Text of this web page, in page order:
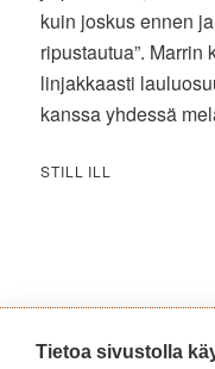
kuin joskus ennen
ripustautua”. Marrin
linjakkaasti
kanssa yhdessä
STILL ILL
Tietoa sivustolla